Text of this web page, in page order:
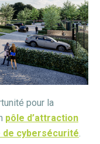
pour la
pôle d’attraction
de cybersécurité